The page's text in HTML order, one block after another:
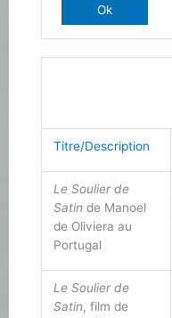
Titre/Description
Le Soulier de
Satin de Manoel
de Oliviera au
Portugal
Le Soulier de
Satin, film de